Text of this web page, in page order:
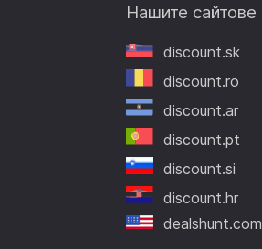
Нашите сайтове
discount.sk
discount.ro
discount.ar
discount.pt
discount.si
discount.hr
dealshunt.com